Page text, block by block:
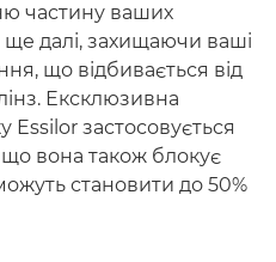
частину ваших
ще далі, захищаючи ваші
що відбивається від
Ексклюзивна
Essilor застосовується
що вона також блокує
становити до 50%